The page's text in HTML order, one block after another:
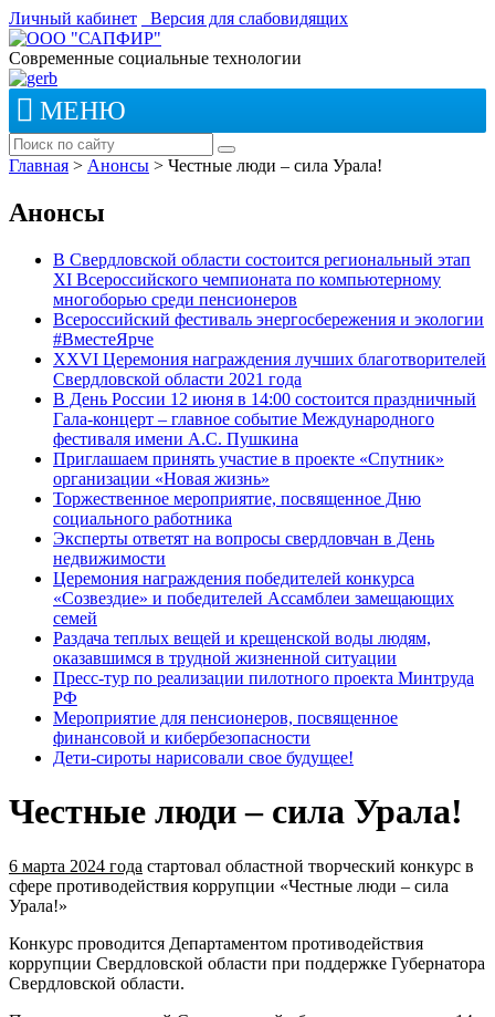
Личный кабинет Версия для слабовидящих
Современные социальные технологии
МЕНЮ
Главная > Анонсы > Честные люди – сила Урала!
Анонсы
В Свердловской области состоится региональный этап
XI Всероссийского чемпионата по компьютерному
многоборью среди пенсионеров
Всероссийский фестиваль энергосбережения и экологии
#ВместеЯрче
XXVI Церемония награждения лучших благотворителей
Свердловской области 2021 года
В День России 12 июня в 14:00 состоится праздничный
Гала-концерт – главное событие Международного
фестиваля имени А.С. Пушкина
Приглашаем принять участие в проекте «Спутник»
организации «Новая жизнь»
Торжественное мероприятие, посвященное Дню
социального работника
Эксперты ответят на вопросы свердловчан в День
недвижимости
Церемония награждения победителей конкурса
«Созвездие» и победителей Ассамблеи замещающих
семей
Раздача теплых вещей и крещенской воды людям,
оказавшимся в трудной жизненной ситуации
Пресс-тур по реализации пилотного проекта Минтруда
РФ
Мероприятие для пенсионеров, посвященное
финансовой и кибербезопасности
Дети-сироты нарисовали свое будущее!
Честные люди – сила Урала!
6 марта 2024 года стартовал областной творческий конкурс в
сфере противодействия коррупции «Честные люди – сила
Урала!»
Конкурс проводится Департаментом противодействия
коррупции Свердловской области при поддержке Губернатора
Свердловской области.